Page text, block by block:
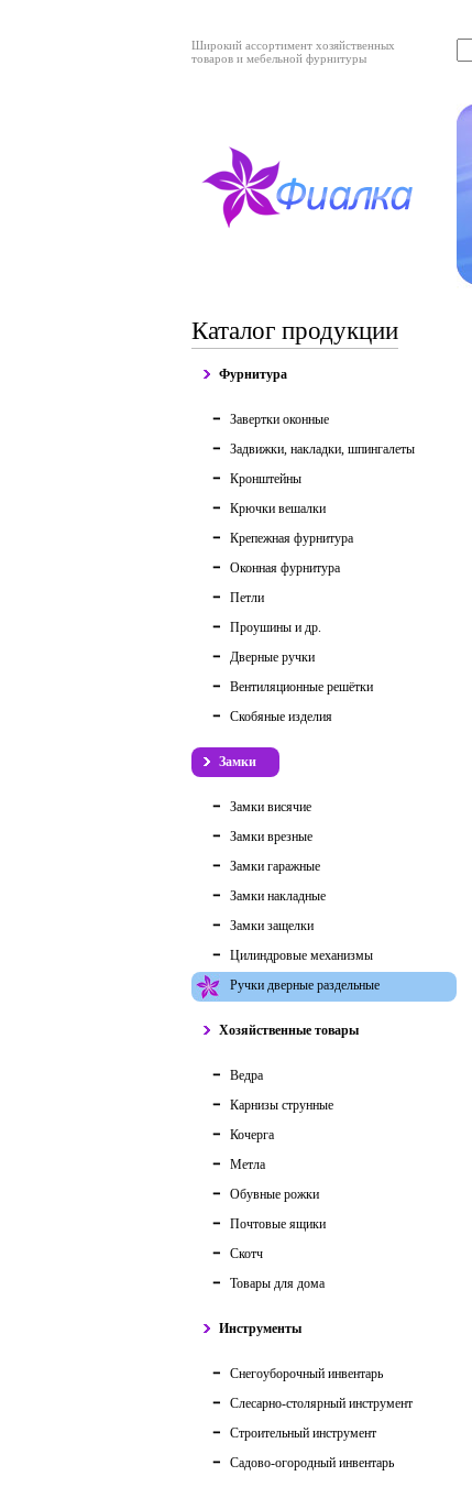
Широкий ассортимент хозяйственных
товаров и мебельной фурнитуры
Каталог продукции
Фурнитура
Завертки оконные
Задвижки, накладки, шпингалеты
Кронштейны
Крючки вешалки
Крепежная фурнитура
Оконная фурнитура
Петли
Проушины и др.
Дверные ручки
Вентиляционные решётки
Скобяные изделия
Замки
Замки висячие
Замки врезные
Замки гаражные
Замки накладные
Замки защелки
Цилиндровые механизмы
Ручки дверные раздельные
Хозяйственные товары
Ведра
Карнизы струнные
Кочерга
Метла
Обувные рожки
Почтовые ящики
Скотч
Товары для дома
Инструменты
Снегоуборочный инвентарь
Слесарно-столярный инструмент
Строительный инструмент
Садово-огородный инвентарь